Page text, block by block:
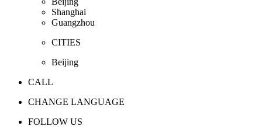
Shanghai
Guangzhou
CITIES
Beijing
CALL
CHANGE LANGUAGE
FOLLOW US